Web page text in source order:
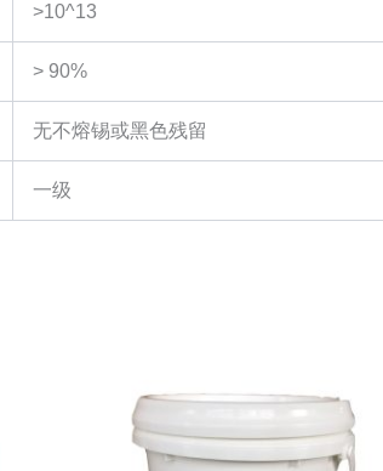
>10^13
> 90%
无不熔锡或黑色残留
一级